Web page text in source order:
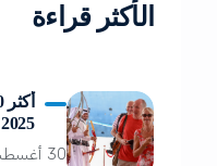
الأكثر قراءة
2025
30 أغسطس، 2025